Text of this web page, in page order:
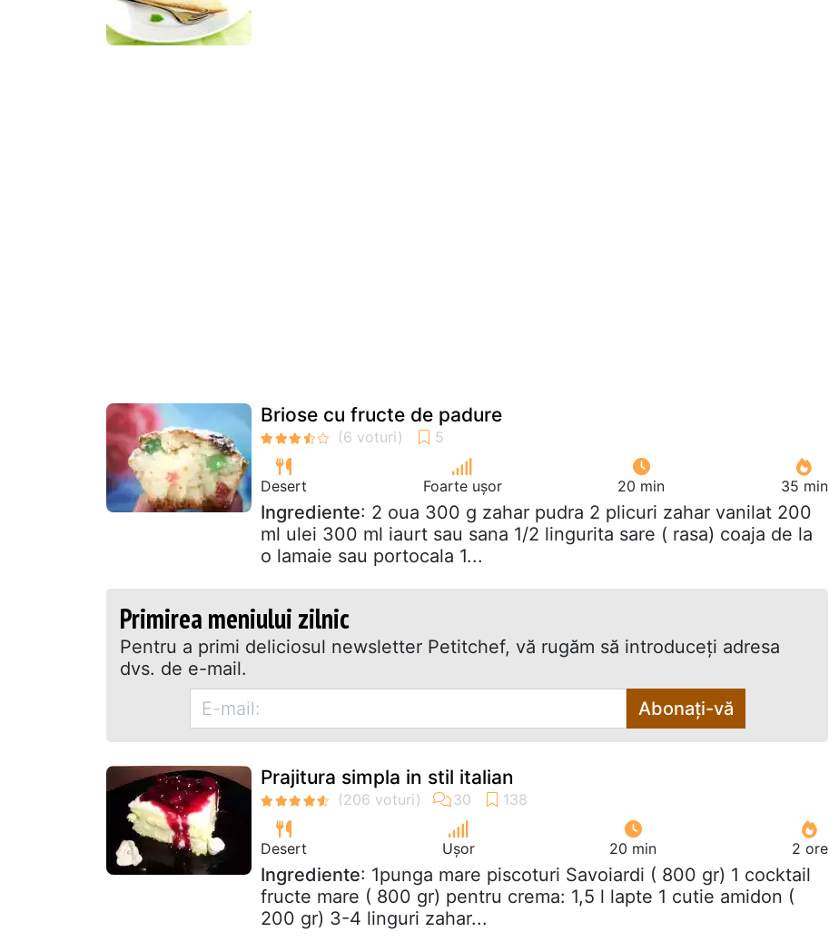
Briose cu fructe de padure
Desert Foarte ușor 20 min 35 min
Ingrediente: 2 oua 300 g zahar pudra 2 plicuri zahar vanilat 200
ml ulei 300 ml iaurt sau sana 1/2 lingurita sare ( rasa) coaja de la
o lamaie sau portocala 1...
Primirea meniului zilnic
Pentru a primi deliciosul newsletter Petitchef, vă rugăm să introduceţi adresa
dvs. de e-mail.
Abonați-vă
Prajitura simpla in stil italian
Desert Ușor 20 min 2 ore
Ingrediente: 1punga mare piscoturi Savoiardi ( 800 gr) 1 cocktail
fructe mare ( 800 gr) pentru crema: 1,5 l lapte 1 cutie amidon (
200 gr) 3-4 linguri zahar...